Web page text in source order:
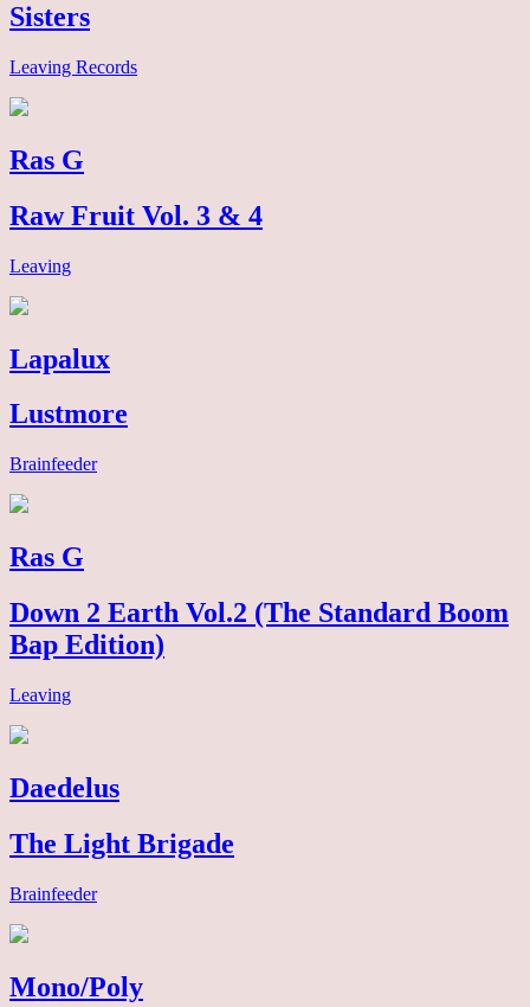
Sisters
Leaving Records
Ras G
Raw Fruit Vol. 3 & 4
Leaving
Lapalux
Lustmore
Brainfeeder
Ras G
Down 2 Earth Vol.2 (The Standard Boom
Bap Edition)
Leaving
Daedelus
The Light Brigade
Brainfeeder
Mono/Poly